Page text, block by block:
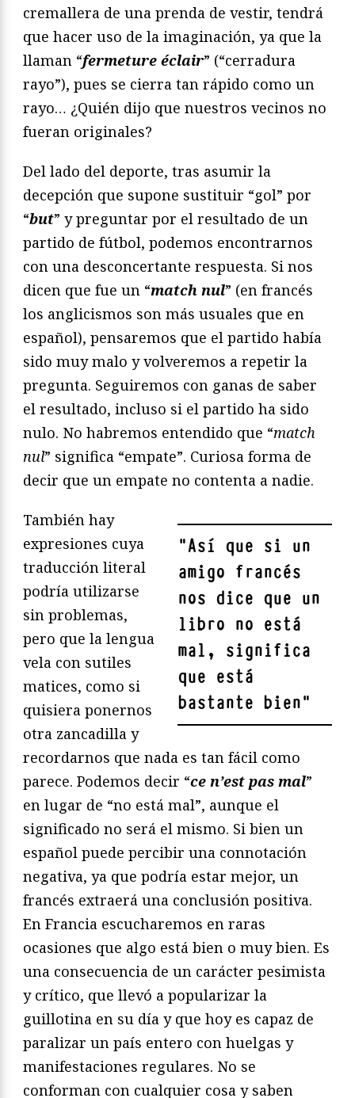
cremallera de una prenda de vestir, tendrá
que hacer uso de la imaginación, ya que la
llaman “fermeture éclair” (“cerradura
rayo”), pues se cierra tan rápido como un
rayo… ¿Quién dijo que nuestros vecinos no
fueran originales?
Del lado del deporte, tras asumir la
decepción que supone sustituir “gol” por
“but” y preguntar por el resultado de un
partido de fútbol, podemos encontrarnos
con una desconcertante respuesta. Si nos
dicen que fue un “match nul” (en francés
los anglicismos son más usuales que en
español), pensaremos que el partido había
sido muy malo y volveremos a repetir la
pregunta. Seguiremos con ganas de saber
el resultado, incluso si el partido ha sido
nulo. No habremos entendido que “match
nul” significa “empate”. Curiosa forma de
decir que un empate no contenta a nadie.
"Así que si un
amigo francés
nos dice que un
libro no está
mal, significa
que está
bastante bien"
También hay
expresiones cuya
traducción literal
podría utilizarse
sin problemas,
pero que la lengua
vela con sutiles
matices, como si
quisiera ponernos
otra zancadilla y
recordarnos que nada es tan fácil como
parece. Podemos decir “ce n’est pas mal”
en lugar de “no está mal”, aunque el
significado no será el mismo. Si bien un
español puede percibir una connotación
negativa, ya que podría estar mejor, un
francés extraerá una conclusión positiva.
En Francia escucharemos en raras
ocasiones que algo está bien o muy bien. Es
una consecuencia de un carácter pesimista
y crítico, que llevó a popularizar la
guillotina en su día y que hoy es capaz de
paralizar un país entero con huelgas y
manifestaciones regulares. No se
conforman con cualquier cosa y saben